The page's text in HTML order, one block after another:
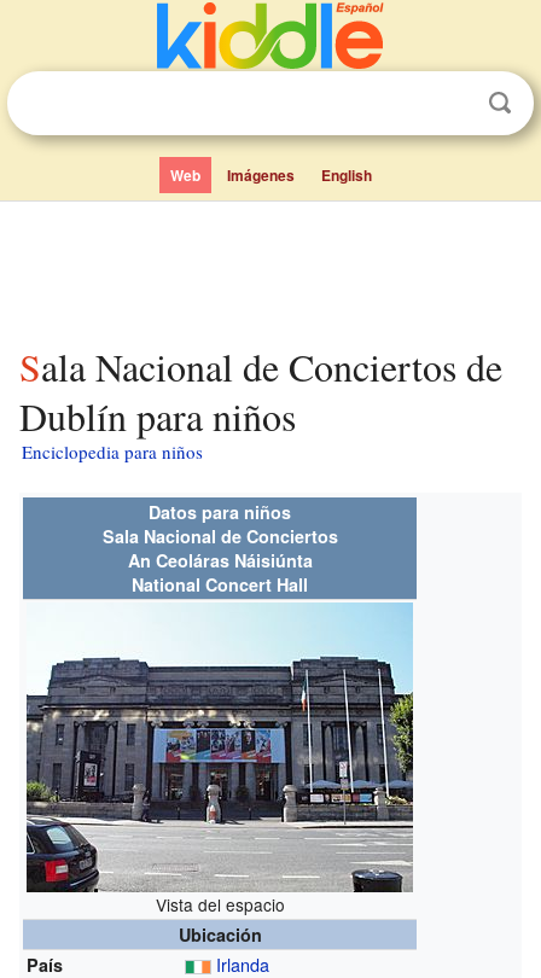
Web Imágenes English
Sala Nacional de Conciertos de
Dublín para niños
Enciclopedia para niños
Datos para niños
Sala Nacional de Conciertos
An Ceoláras Náisiúnta
National Concert Hall
Vista del espacio
Ubicación
País
Irlanda